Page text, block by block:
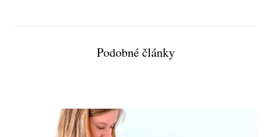
Podobné články